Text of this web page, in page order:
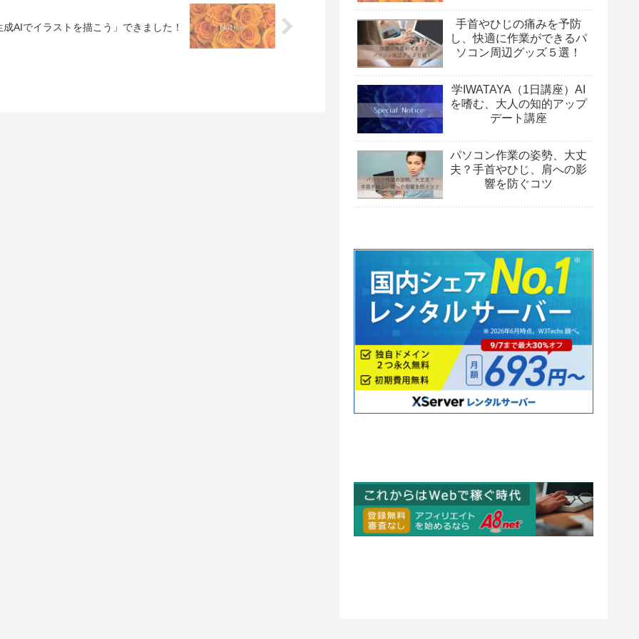
AIでイラストを描こう」できました！
手首やひじの痛みを予防
し、快適に作業ができるパ
ソコン周辺グッズ５選！
学IWATAYA（1日講座）AI
を嗜む、大人の知的アップ
デート講座
パソコン作業の姿勢、大丈
夫？手首やひじ、肩への影
響を防ぐコツ